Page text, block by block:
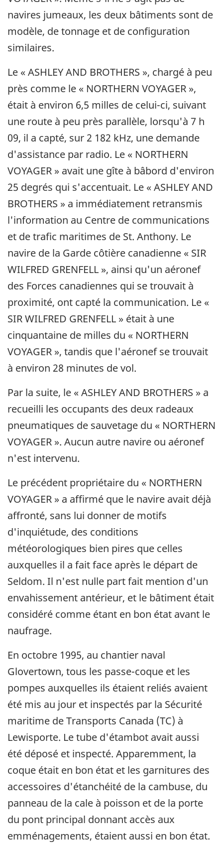
navires jumeaux, les deux bâtiments sont de
modèle, de tonnage et de configuration
similaires.
Le « ASHLEY AND BROTHERS », chargé à peu
près comme le « NORTHERN VOYAGER »,
était à environ 6,5 milles de celui-ci, suivant
une route à peu près parallèle, lorsqu'à 7 h
09, il a capté, sur 2 182 kHz, une demande
d'assistance par radio. Le « NORTHERN
VOYAGER » avait une gîte à bâbord d'environ
25 degrés qui s'accentuait. Le « ASHLEY AND
BROTHERS » a immédiatement retransmis
l'information au Centre de communications
et de trafic maritimes de St. Anthony. Le
navire de la Garde côtière canadienne « SIR
WILFRED GRENFELL », ainsi qu'un aéronef
des Forces canadiennes qui se trouvait à
proximité, ont capté la communication. Le «
SIR WILFRED GRENFELL » était à une
cinquantaine de milles du « NORTHERN
VOYAGER », tandis que l'aéronef se trouvait
à environ 28 minutes de vol.
Par la suite, le « ASHLEY AND BROTHERS » a
recueilli les occupants des deux radeaux
pneumatiques de sauvetage du « NORTHERN
VOYAGER ». Aucun autre navire ou aéronef
n'est intervenu.
Le précédent propriétaire du « NORTHERN
VOYAGER » a affirmé que le navire avait déjà
affronté, sans lui donner de motifs
d'inquiétude, des conditions
météorologiques bien pires que celles
auxquelles il a fait face après le départ de
Seldom. Il n'est nulle part fait mention d'un
envahissement antérieur, et le bâtiment était
considéré comme étant en bon état avant le
naufrage.
En octobre 1995, au chantier naval
Glovertown, tous les passe-coque et les
pompes auxquelles ils étaient reliés avaient
été mis au jour et inspectés par la Sécurité
maritime de Transports Canada (TC) à
Lewisporte. Le tube d'étambot avait aussi
été déposé et inspecté. Apparemment, la
coque était en bon état et les garnitures des
accessoires d'étanchéité de la cambuse, du
panneau de la cale à poisson et de la porte
du pont principal donnant accès aux
emménagements, étaient aussi en bon état.